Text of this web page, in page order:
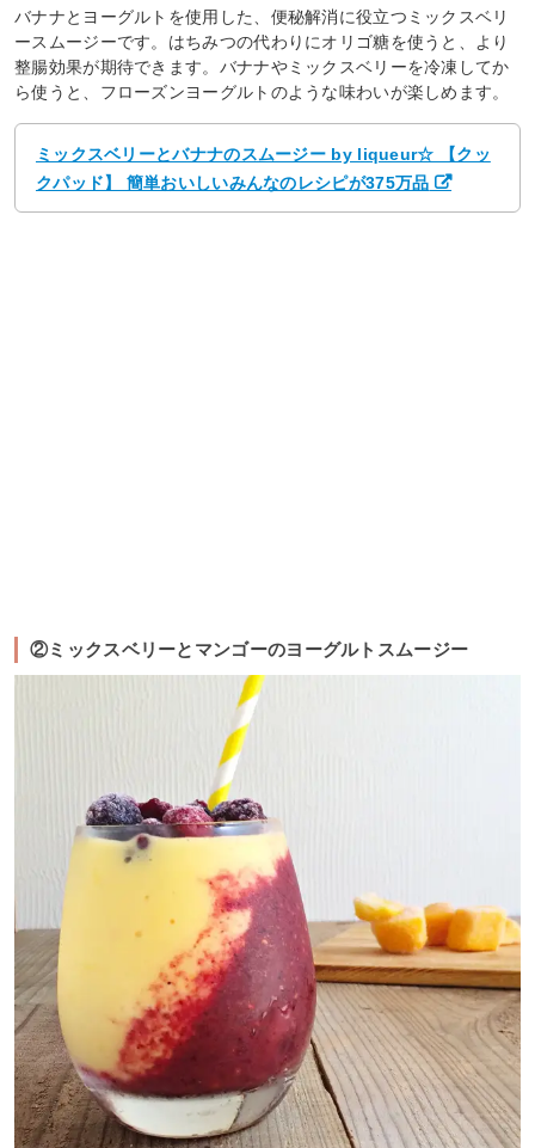
バナナとヨーグルトを使用した、便秘解消に役立つミックスベリ
ースムージーです。はちみつの代わりにオリゴ糖を使うと、より
整腸効果が期待できます。バナナやミックスベリーを冷凍してか
ら使うと、フローズンヨーグルトのような味わいが楽しめます。
ミックスベリーとバナナのスムージー by liqueur☆ 【クッ
クパッド】 簡単おいしいみんなのレシピが375万品
②ミックスベリーとマンゴーのヨーグルトスムージー